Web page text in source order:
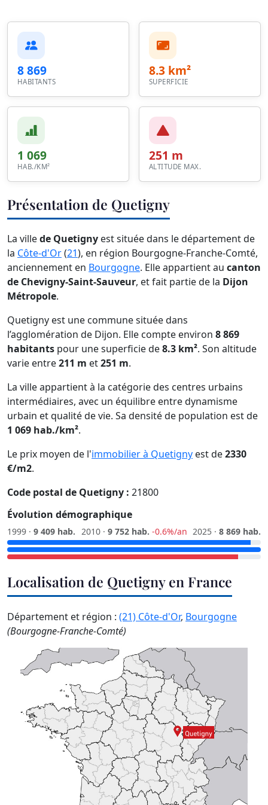
8 869
HABITANTS
8.3 km²
SUPERFICIE
1 069
HAB./KM²
251 m
ALTITUDE MAX.
Présentation de Quetigny
La villede Quetigny est située dans le département de
la Côte-d'Or(21), en région Bourgogne-Franche-Comté,
anciennement en Bourgogne. Elle appartient au canton
de Chevigny-Saint-Sauveur, et fait partie de la Dijon
Métropole.
Quetigny est une commune située dans
l’agglomération de Dijon. Elle compte environ 8 869
habitants pour une superficie de8.3 km². Son altitude
varie entre211 m et251 m.
La ville appartient à la catégorie des centres urbains
intermédiaires, avec un équilibre entre dynamisme
urbain et qualité de vie. Sa densité de population est de
1 069 hab./km².
Le prix moyen de l'immobilier à Quetigny est de2330
€/m2.
Code postal de Quetigny : 21800
Évolution démographique
1999 · 9 409 hab. 2010 · 9 752 hab. -0.6%/an 2025 · 8 869 hab.
Localisation de Quetigny en France
Département et région : (21) Côte-d'Or, Bourgogne
(Bourgogne-Franche-Comté)